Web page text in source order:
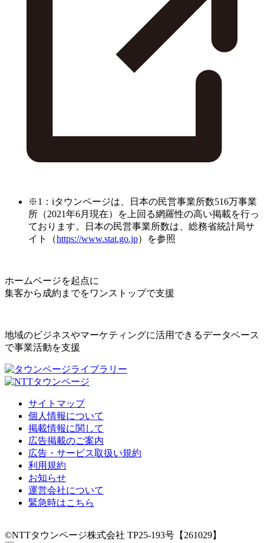
※1：iタウンページは、日本の民営事業所数516万事業
所（2021年6月現在）を上回る網羅性の高い掲載を行っ
ております。日本の民営事業所数は、総務省統計局サ
イト（https://www.stat.go.jp）を参照
ホームページを起点に
集客から成約までをワンストップで支援
地域のビジネスやマーケティングに活用できるデータベース
で事業活動を支援
サイトマップ
個人情報について
掲載情報に関して
広告掲載のご案内
広告・サービス取扱い規約
利用規約
お知らせ
運営会社について
緊急時はこちら
©NTTタウンページ株式会社 TP25-193号【261029】